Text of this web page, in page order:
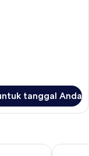
tanggal Anda
The